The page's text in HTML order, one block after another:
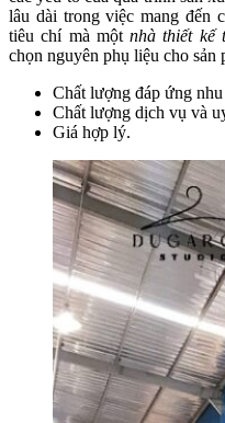
lâu dài trong việc mang đến
tiêu chí mà mộtnhà thiết kế
chọn nguyên phụ liệu cho sản
Chất lượng đáp ứng
Chất lượng dịch vụ và
Giá hợp lý.